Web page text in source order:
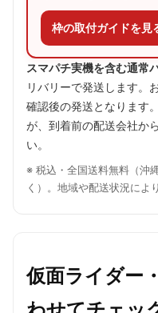
枠の取付ガイドを見
スマパチ実機を含む通常
リバリーで発送します。
確認後の発送となります
が、到着前の配送会社か
い。
※ 税込・全国送料無料（沖
く）。地域や配送状況によ
仮面ライダー